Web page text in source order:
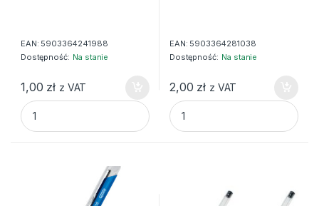
EAN: 5903364241988
Dostępność: Na stanie
1,00 zł z VAT
DŁUGOPIS GR-2033 CZARNY GRAND quantity
EAN: 5903364281038
Dostępność: Na stanie
2,00 zł z VAT
DŁUGOPIS GR-2120